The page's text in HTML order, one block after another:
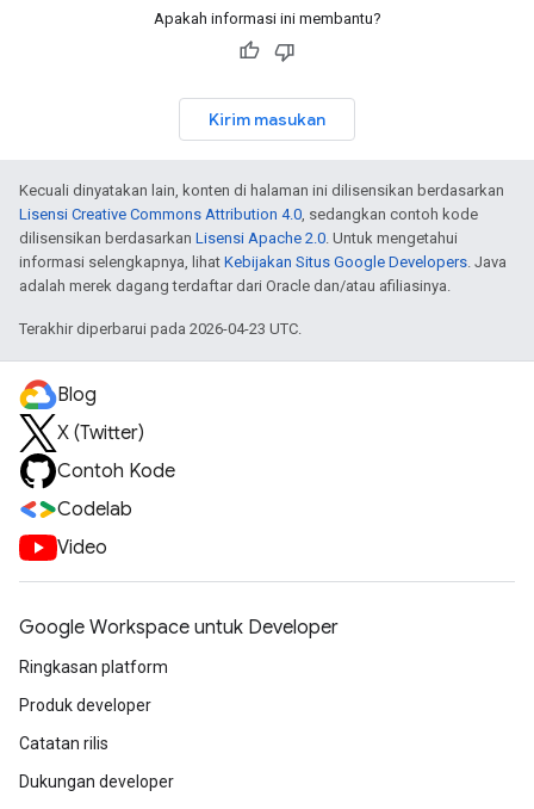
Apakah informasi ini membantu?
Kirim masukan
Kecuali dinyatakan lain, konten di halaman ini dilisensikan berdasarkan
Lisensi Creative Commons Attribution 4.0, sedangkan contoh kode
dilisensikan berdasarkan Lisensi Apache 2.0. Untuk mengetahui
informasi selengkapnya, lihat Kebijakan Situs Google Developers. Java
adalah merek dagang terdaftar dari Oracle dan/atau afiliasinya.
Terakhir diperbarui pada 2026-04-23 UTC.
Blog
X (Twitter)
Contoh Kode
Codelab
Video
Google Workspace untuk Developer
Ringkasan platform
Produk developer
Catatan rilis
Dukungan developer